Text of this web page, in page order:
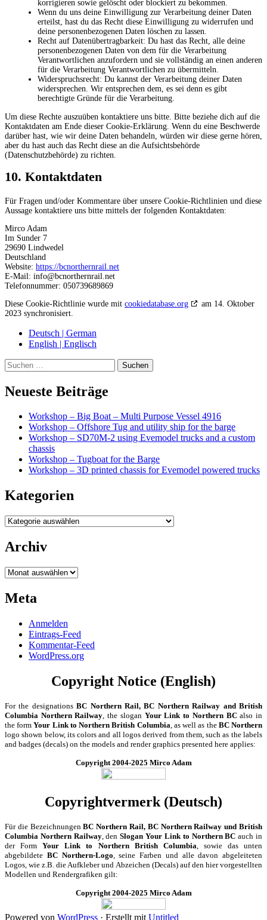
korrigieren sowie gelöscht oder blockiert zu bekommen.
Wenn du uns deine Einwilligung zur Verarbeitung deiner Daten
erteilst, hast du das Recht diese Einwilligung zu widerrufen und
deine personenbezogenen Daten löschen zu lassen.
Recht auf Datenübertragbarkeit: Du hast das Recht, alle deine
personenbezogenen Daten von dem für die Verarbeitung
Verantwortlichen anzufordern und sie vollständig an einen anderen
für die Verarbeitung Verantwortlichen zu übermitteln.
Widerspruchsrecht: Du kannst der Verarbeitung deiner Daten
widersprechen. Wir entsprechen dem, es sei denn es gibt
berechtigte Gründe für die Verarbeitung.
Um diese Rechte auszuüben kontaktiere uns bitte. Bitte beziehe dich auf die
Kontaktdaten am Ende dieser Cookie-Erklärung. Wenn du eine Beschwerde
darüber hast, wie wir deine Daten behandeln, würden wir diese gerne hören,
aber du hast auch das Recht diese an die Aufsichtsbehörde
(Datenschutzbehörde) zu richten.
10. Kontaktdaten
Für Fragen und/oder Kommentare über unsere Cookie-Richtlinien und diese
Aussage kontaktiere uns bitte mittels der folgenden Kontaktdaten:
Mirco Adam
Im Sunder 7
29690 Lindwedel
Deutschland
Website: https://bcnorthernrail.net
E-Mail: info@bcnorthernrail.net
Telefonnummer: 050739689869
Diese Cookie-Richtlinie wurde mit cookiedatabase.org
am 14. Oktober
2023 synchronisiert.
Deutsch | German
English | Englisch
Suche
Neueste Beiträge
Workshop – Big Boat – Multi Purpose Vessel 4916
Workshop – Offshore Tug and utility ship for the barge
Workshop – SD70M-2 using Evemodel trucks and a custom
chassis
Workshop – Tugboat for the Barge
Workshop – 3D printed chassis for Evemodel powered trucks
Kategorien
Kategorien
Archiv
Archiv
Meta
Anmelden
Eintrags-Feed
Kommentar-Feed
WordPress.org
Copyright Notice (English)
For the designationsBC Northern Rail, BC Northern Railway and British
Columbia Northern Railway , the slogan Your Link to Northern BCalso in
the formYour Link to Northern British Columbia , as well as the BC Northern
logo shown below, its colors and all logos derived from them, such as the labels
and badges (decals) on the models and render graphics presented here applies:
Copyright 2004-2025 Mirco Adam
Copyrightvermerk (Deutsch)
Für die BezeichnungenBC Northern Rail, BC Northern Railway und British
Columbia Northern Railway, denSlogan Your Link to Northern BC auch in
der FormYour Link to Northern British Columbia , sowie das unten
abgebildete BC Northern-Logo , seine Farben und alle davon abgeleiteten
Logos, wie z.B. die Aufkleber und Abzeichen (Decals) auf den hier vorgestellten
Modellen und Rendergrafiken gilt:
Copyright 2004-2025 Mirco Adam
Powered von WordPress · Erstellt mit Untitled